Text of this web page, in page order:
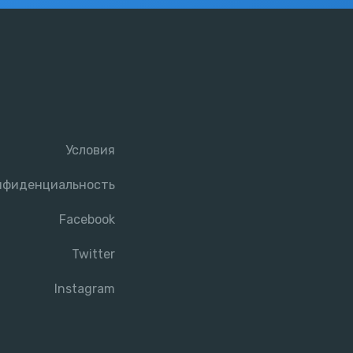
Условия
Facebook
Twitter
Instagram